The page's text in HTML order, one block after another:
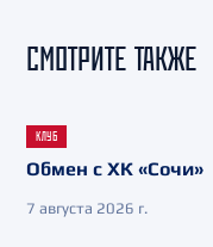
СМОТРИТЕ ТАКЖЕ
КЛУБ
Обмен с ХК «Сочи»
7 августа 2026 г.